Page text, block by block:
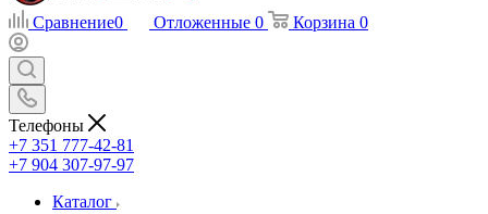
Сравнение0 Отложенные 0 Корзина 0
Телефоны
+7 351 777-42-81
+7 904 307-97-97
Каталог